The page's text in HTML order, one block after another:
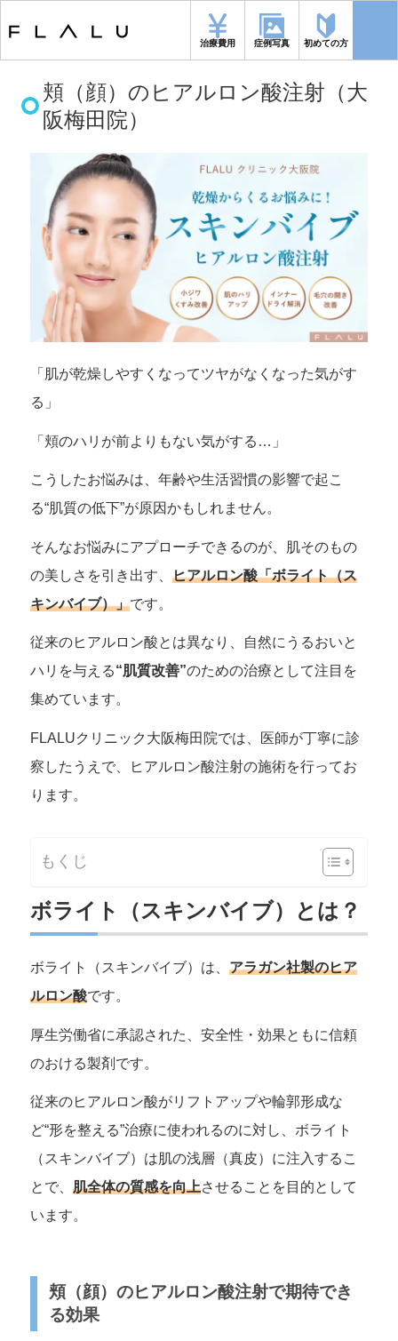
治療費用 症例写真 初めての方
頬（顔）のヒアルロン酸注射（大阪梅田
院）
頬（顔）のヒアルロン酸注射（大
阪梅田院）
「肌が乾燥しやすくなってツヤがなくなった気がす
る」
「頬のハリが前よりもない気がする…」
こうしたお悩みは、年齢や生活習慣の影響で起こ
る“肌質の低下”が原因かもしれません。
そんなお悩みにアプローチできるのが、肌そのもの
の美しさを引き出す、 ヒアルロン酸「ボライト（ス
キンバイブ）」です。
従来のヒアルロン酸とは異なり、自然にうるおいと
ハリを与える“肌質改善”のための治療として注目を
集めています。
FLALUクリニック大阪梅田院では、医師が丁寧に診
察したうえで、ヒアルロン酸注射の施術を行ってお
ります。
もくじ
ボライト（スキンバイブ）とは？
ボライト（スキンバイブ）は、 アラガン社製のヒア
ルロン酸です。
厚生労働省に承認された、安全性・効果ともに信頼
のおける製剤です。
従来のヒアルロン酸がリフトアップや輪郭形成な
ど“形を整える”治療に使われるのに対し、ボライト
（スキンバイブ）は肌の浅層（真皮）に注入するこ
とで、 肌全体の質感を向上させることを目的として
います。
頬（顔）のヒアルロン酸注射で期待でき
る効果